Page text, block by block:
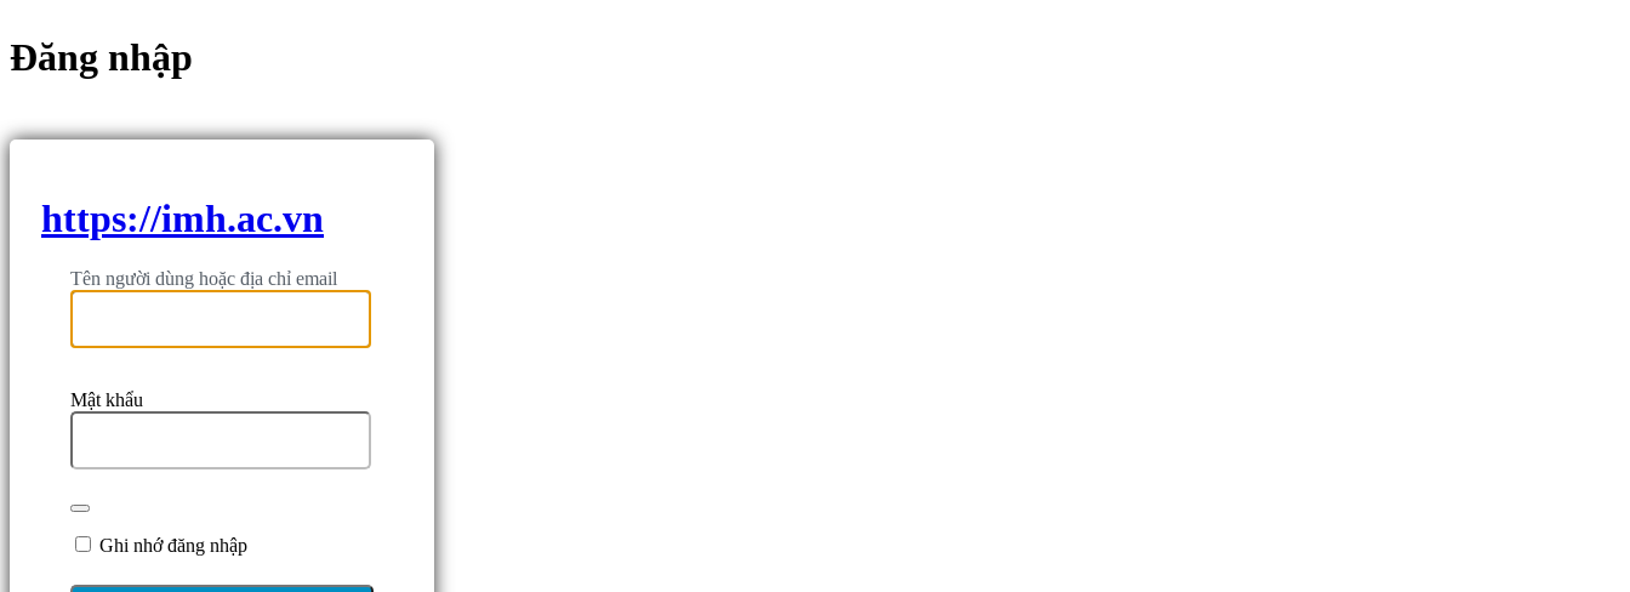
Đăng nhập
https://imh.ac.vn
Tên người dùng hoặc địa chỉ email
Mật khẩu
Ghi nhớ đăng nhập